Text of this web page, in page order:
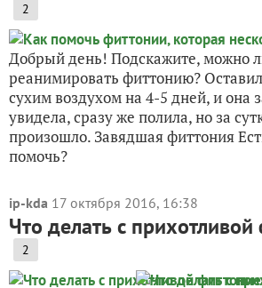
2
Добрый день! Подскажите, можно
реанимировать фиттонию?
сухим воздухом на 4-5 дней, и она
увидела, сразу же полила, но за
произошло. Завядшая фиттония
помочь?
ip-kda 17 октября 2016, 16:38
Что делать с
2